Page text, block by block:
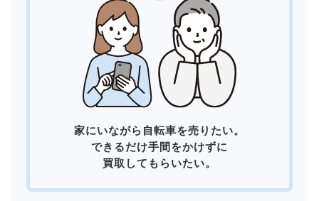
家にいながら自転車を売りたい。
できるだけ手間をかけずに
買取してもらいたい。